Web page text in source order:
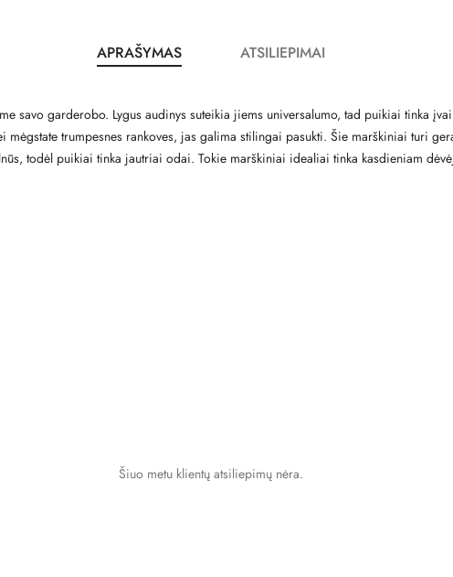
APRAŠYMAS ATSILIEPIMAI
savo garderobo. Lygus audinys suteikia jiems universalumo, tad puikiai tinka
trumpesnes rankoves, jas galima stilingai pasukti. Šie marškiniai turi
todėl puikiai tinka jautriai odai. Tokie marškiniai idealiai tinka kasdieniam
Šiuo metu klientų atsiliepimų nėra.